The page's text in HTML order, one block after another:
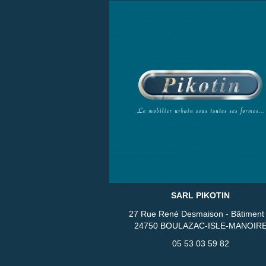
SARL PIKOTIN
27 Rue René Desmaison - Bâtiment
24750 BOULAZAC-ISLE-
05 53 03 59 82